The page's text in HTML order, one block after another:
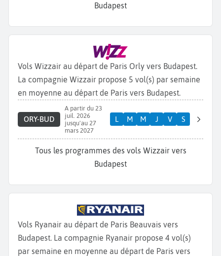
Budapest
Vols Wizzair au départ de Paris Orly vers Budapest.
La compagnie Wizzair propose 5 vol(s) par semaine
en moyenne au départ de Paris vers Budapest.
ORY-BUD
A partir du 23
juil. 2026
jusqu'au 27
mars 2027
L M M J V S
Tous les programmes des vols Wizzair vers
Budapest
Vols Ryanair au départ de Paris Beauvais vers
Budapest. La compagnie Ryanair propose 4 vol(s)
par semaine en moyenne au départ de Paris vers